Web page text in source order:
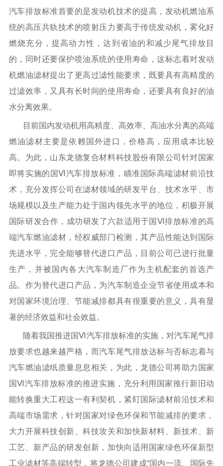
汽车排放标准首要的是发动机技术的提高，发动机燃油系
统的高压共轨技术的喷射压力要高于传统发动机，雾化好
燃烧充分，提高动力性，达到省油的和减少尾气排放目
的，同时还要保护喷油系统的使用寿命，这标志着对发动
机燃油滤材提出了更高过滤性能要求，既要具有高精度的
过滤效率，又具有长时间的使用寿命，还要具有良好的油
水分离效果。
目前国内发动机用高精度、高效率、高油水分离的高端
燃油滤材主要是依赖国外进口，价格高，应用成本比较
高。为此，山东龙德复合材料科技股份有限公司针对国家
即将实施的国Ⅵ汽车排放标准，瞄准国际高端滤材前沿技
术，充分发挥公司在滤材领域的研发平台、技术水平、市
场规模以及生产能力处于国内领先水平的地位，积极开展
国际研发合作，成功研发了六款适用于国Ⅵ排放标准的高
端汽车燃油滤材，经权威部门检测，其产品性能达到国际
先进水平，完全能够替代进口产品，目前公司已进行批量
生产，并被国内各大汽车制造厂作为主机配套的首选产
品。作为替代进口产品，为汽车制造企业节省使用成本和
对国家环境治理、节能减排都具有很重要的意义，具有显
著的经济效益和社会效益。
随着我国推进国Ⅵ汽车排放标准的实施，对汽车尾气排
放要求也越来越严格，而汽车尾气排放达标与否标志着与
汽车燃油滤纸质量息息相关，为此，龙德公司将助力国家
国Ⅵ汽车排放标准的推进实施，充分利用国家推行新旧动
能转换重大工程这一有利契机，紧盯国际滤材前沿技术和
高端市场需求，针对国家对绿色环保和节能减排的要求，
大力开展科技创新、科技攻关和加快新材料、新技术、新
工艺、新产品的研发创新，加快向适用国家绿色环保新型
工业滤材等高端转型，将龙德公司建成“国内一流、国际先